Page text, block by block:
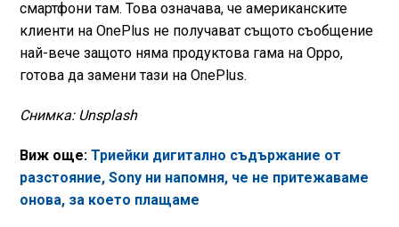
смартфони там. Това означава, че американските
клиенти на OnePlus не получават същото съобщение
най-вече защото няма продуктова гама на Oрро,
готова да замени тази на OnePlus.
Снимка: Unsplash
Виж още: Триейки дигитално съдържание от
разстояние, Sony ни напомня, че не притежаваме
онова, за което плащаме